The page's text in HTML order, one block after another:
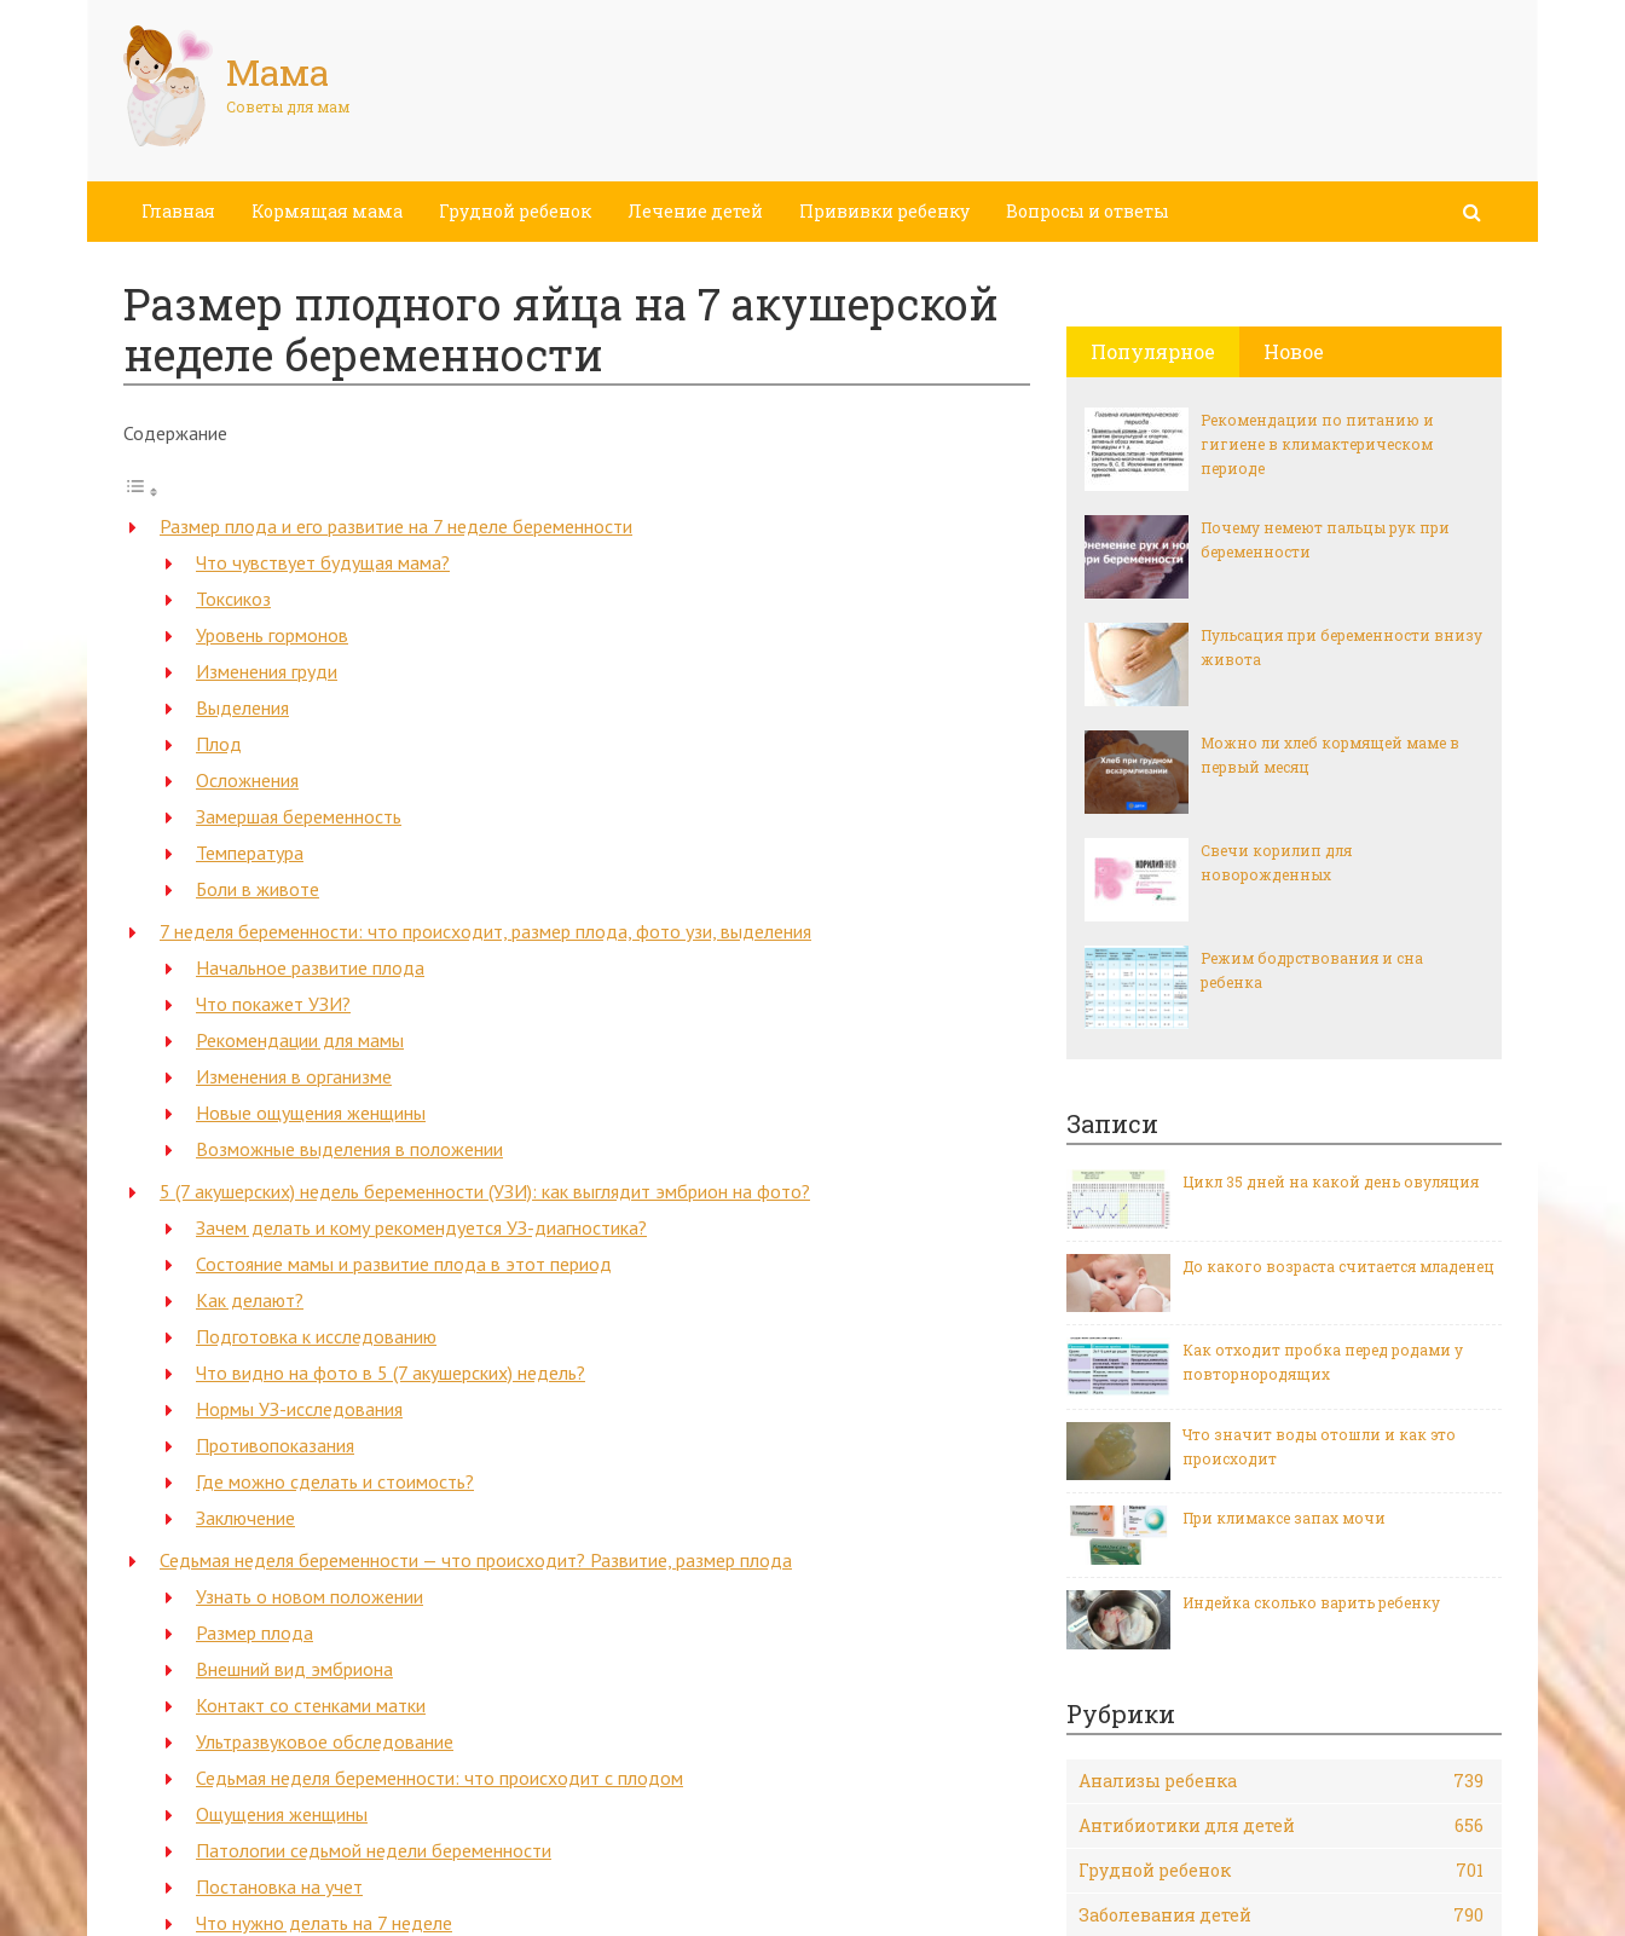
Мама
Советы для мам
Главная Кормящая мама Грудной ребенок Лечение детей Прививки ребенку Вопросы и ответы
Размер плодного яйца на 7 акушерской
неделе беременности
Содержание
Размер плода и его развитие на 7 неделе беременности
Что чувствует будущая мама?
Токсикоз
Уровень гормонов
Изменения груди
Выделения
Плод
Осложнения
Замершая беременность
Температура
Боли в животе
7 неделя беременности: что происходит, размер плода, фото узи, выделения
Начальное развитие плода
Что покажет УЗИ?
Рекомендации для мамы
Изменения в организме
Новые ощущения женщины
Возможные выделения в положении
5 (7 акушерских) недель беременности (УЗИ): как выглядит эмбрион на фото?
Зачем делать и кому рекомендуется УЗ-диагностика?
Состояние мамы и развитие плода в этот период
Как делают?
Подготовка к исследованию
Что видно на фото в 5 (7 акушерских) недель?
Нормы УЗ-исследования
Противопоказания
Где можно сделать и стоимость?
Заключение
Седьмая неделя беременности — что происходит? Развитие, размер плода
Узнать о новом положении
Размер плода
Внешний вид эмбриона
Контакт со стенками матки
Ультразвуковое обследование
Седьмая неделя беременности: что происходит с плодом
Ощущения женщины
Патологии седьмой недели беременности
Постановка на учет
Что нужно делать на 7 неделе
Популярное Новое
Рекомендации по питанию и
гигиене в климактерическом
периоде
Почему немеют пальцы рук при
беременности
Пульсация при беременности внизу
живота
Можно ли хлеб кормящей маме в
первый месяц
Свечи корилип для
новорожденных
Режим бодрствования и сна
ребенка
Записи
Цикл 35 дней на какой день овуляция
До какого возраста считается младенец
Как отходит пробка перед родами у
повторнородящих
Что значит воды отошли и как это
происходит
При климаксе запах мочи
Индейка сколько варить ребенку
Рубрики
Анализы ребенка
739
Антибиотики для детей
656
Грудной ребенок
701
Заболевания детей
790